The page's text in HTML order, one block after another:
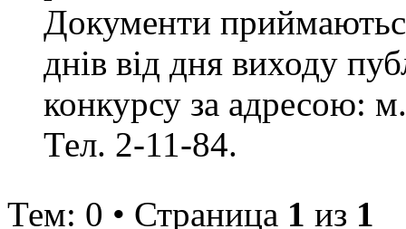
Документи
днів від дня виходу
конкурсу за адресою:
Тел. 2-11-84.
Тем: 0 • Страница 1 из 1